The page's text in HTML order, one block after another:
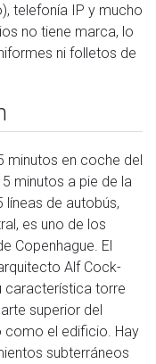
telefonía IP y mucho
no tiene marca, lo
ni folletos de
minutos en coche del
minutos a pie de la
líneas de autobús,
es uno de los
Copenhague. El
Alf Cock-
característica torre
superior del
como el edificio. Hay
subterráneos